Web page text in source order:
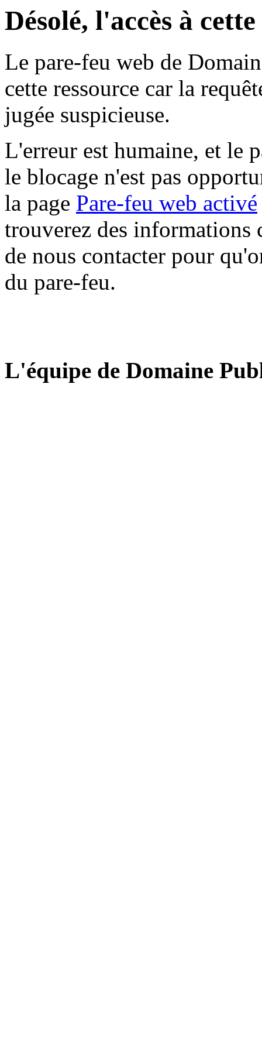
Désolé, l'accès à
Le pare-feu web de
cette ressource car la
jugée suspicieuse.
L'erreur est humaine, et le
le blocage n'est pas
la page Pare-feu web activé
trouverez des informations
de nous contacter pour
du pare-feu.
L'équipe de Domaine